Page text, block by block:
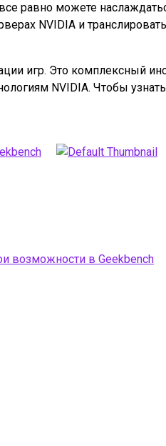
можете
NVIDIA и
игр. Это комплексный
NVIDIA. Чтобы
возможности в Geekbench